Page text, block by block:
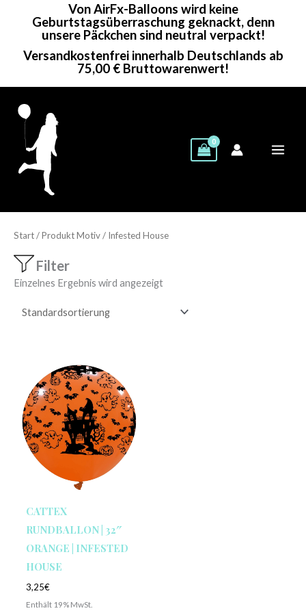
Von AirFx-Balloons wird keine
Geburtstagsüberraschung geknackt, denn
unsere Päckchen sind neutral verpackt!
Versandkostenfrei innerhalb Deutschlands ab
75,00 € Bruttowarenwert!
Start/ Produkt Motiv / Infested House
Filter
Einzelnes Ergebnis wird angezeigt
CATTEX
RUNDBALLON | 32″
ORANGE | INFESTED
HOUSE
3,25€
Enthält 19% MwSt.